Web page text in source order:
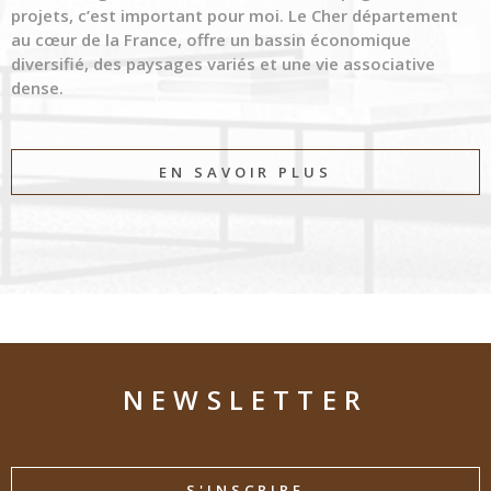
projets, c’est important pour moi. Le Cher département
au cœur de la France, offre un bassin économique
diversifié, des paysages variés et une vie associative
dense.
EN SAVOIR PLUS
NEWSLETTER